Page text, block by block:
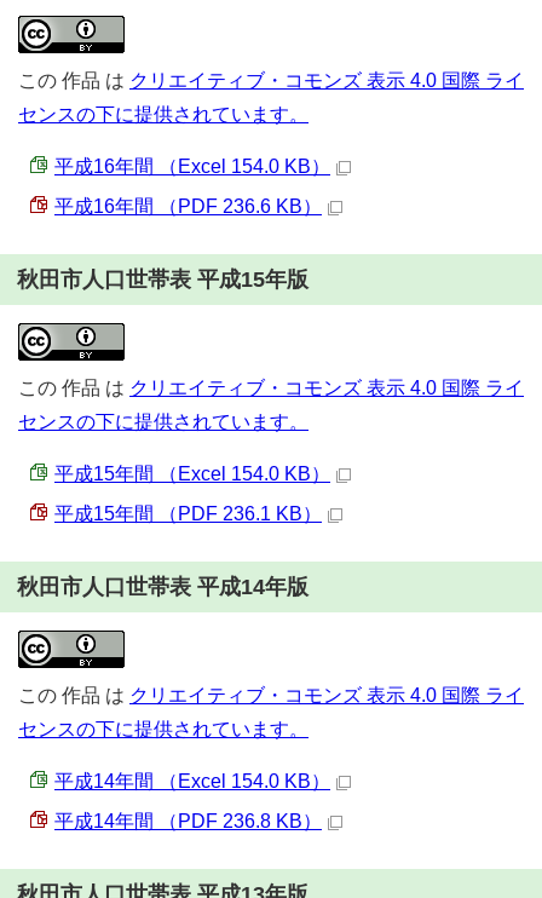
この 作品 は クリエイティブ・コモンズ 表示 4.0 国際 ライ
センスの下に提供されています。
平成16年間 （Excel 154.0 KB）
平成16年間 （PDF 236.6 KB）
秋田市人口世帯表 平成15年版
この 作品 は クリエイティブ・コモンズ 表示 4.0 国際 ライ
センスの下に提供されています。
平成15年間 （Excel 154.0 KB）
平成15年間 （PDF 236.1 KB）
秋田市人口世帯表 平成14年版
この 作品 は クリエイティブ・コモンズ 表示 4.0 国際 ライ
センスの下に提供されています。
平成14年間 （Excel 154.0 KB）
平成14年間 （PDF 236.8 KB）